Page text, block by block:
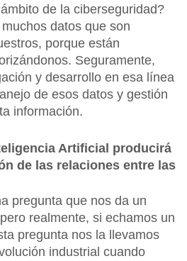
de la ciberseguridad?
datos que son
porque están
Seguramente,
y desarrollo en esa línea
de esos datos y gestión
información.
Artificial producirá
de las relaciones entre las
pregunta que nos da un
realmente, si echamos un
pregunta nos la llevamos
industrial cuando